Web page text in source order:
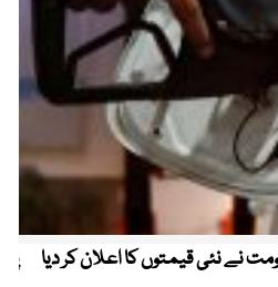
نے نئی قیمتوں کا اعلان کر دیا